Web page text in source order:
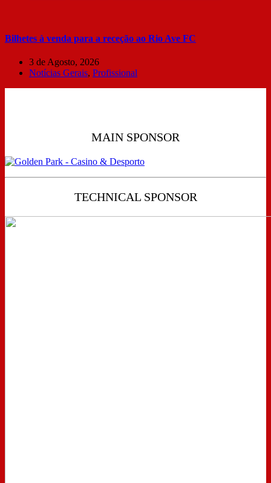
Bilhetes à venda para a receção ao Rio Ave FC
3 de Agosto, 2026
Notícias Gerais, Profissional
MAIN SPONSOR
TECHNICAL SPONSOR